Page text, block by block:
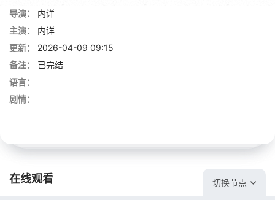
导演：
内详
主演：
内详
更新：
2026-04-09 09:15
备注：
已完结
语言：
剧情：
在线观看 切换节点